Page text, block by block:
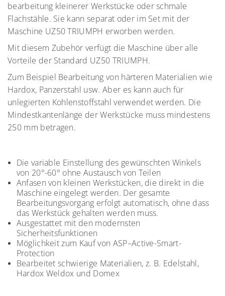
bearbeitung kleinerer Werkstücke oder schmale
Flachstähle. Sie kann separat oder im Set mit der
Maschine UZ50 TRIUMPH erworben werden.
Mit diesem Zubehör verfügt die Maschine über alle
Vorteile der Standard UZ50 TRIUMPH.
Zum Beispiel Bearbeitung von härteren Materialien wie
Hardox, Panzerstahl usw. Aber es kann auch für
unlegierten Kohlenstoffstahl verwendet werden. Die
Mindestkantenlänge der Werkstücke muss mindestens
250 mm betragen.
Die variable Einstellung des gewünschten Winkels
von 20°-60° ohne Austausch von Teilen
Anfasen von kleinen Werkstücken, die direkt in die
Maschine eingelegt werden. Der gesamte
Bearbeitungsvorgang erfolgt automatisch, ohne dass
das Werkstück gehalten werden muss.
Ausgestattet mit den modernsten
Sicherheitsfunktionen
Möglichkeit zum Kauf von ASP–Active-Smart-
Protection
Bearbeitet schwierige Materialien, z. B. Edelstahl,
Hardox Weldox und Domex